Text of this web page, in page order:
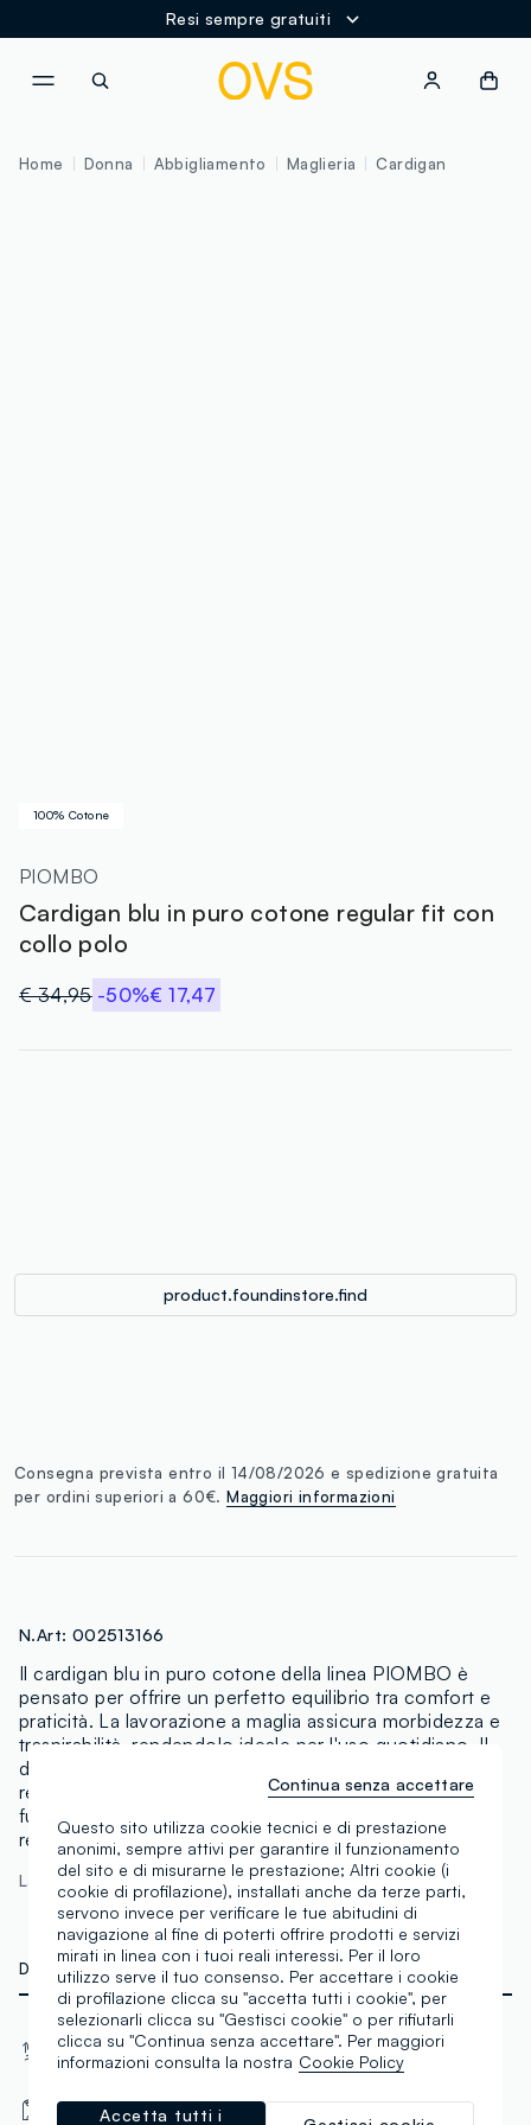
Resi sempre gratuiti
100% Cotone
Home Donna Abbigliamento Maglieria Cardigan
PIOMBO
Cardigan blu in puro cotone regular fit con
collo polo
€ 34,95 -50%€ 17,47
product.foundinstore.find
Consegna prevista entro il 14/08/2026 e spedizione gratuita
per ordini superiori a 60€.Maggiori informazioni
N.Art: 002513166
Il cardigan blu in puro cotone della linea PIOMBO è
pensato per offrire un perfetto equilibrio tra comfort e
praticità. La lavorazione a maglia assicura morbidezza e
traspirabilità, rendendolo ideale per l'uso quotidiano. Il
design classico con collo polo e chiusura a bottoni lo
rende versatile per ogni occasione, garantendo
funzionalità e comodità anche grazie alla vestibilità
regular.
La modella è alta 174 cm ed indossa una S
DETTAGLI TECNICI
Materiale
Cotone
Vestibilità
Regular
Scollo a Polo Con bottoni
Questo sito utilizza cookie tecnici e di prestazione
anonimi, sempre attivi per garantire il funzionamento
del sito e di misurarne le prestazione; Altri cookie (i
cookie di profilazione), installati anche da terze parti,
servono invece per verificare le tue abitudini di
navigazione al fine di poterti offrire prodotti e servizi
mirati in linea con i tuoi reali interessi. Per il loro
utilizzo serve il tuo consenso. Per accettare i cookie
di profilazione clicca su "accetta tutti i cookie", per
selezionarli clicca su "Gestisci cookie" o per rifiutarli
clicca su "Continua senza accettare". Per maggiori
informazioni consulta la nostra Cookie Policy
Accetta tutti i
Continua senza accettare